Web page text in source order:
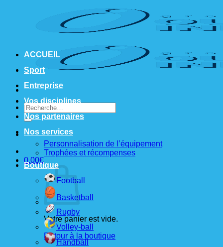
Recherche
pour :
0,00€
Votre panier est vide.
Retour à la boutique
ACCUEIL
Sport
Entreprise
Vos disciplines
Nos partenaires
Nos services
Personnalisation de l’équipement
Trophées et récompenses
Boutique
Football
Basketball
Rugby
Volley-ball
Handball